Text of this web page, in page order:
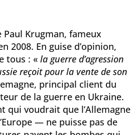
Paul Krugman, fameux
2008. En guise d’opinion,
tous : « la guerre d’agression
reçoit pour la vente de son
principal client du
de la guerre en Ukraine.
qui voudrait que l’Allemagne
— ne puisse pas de